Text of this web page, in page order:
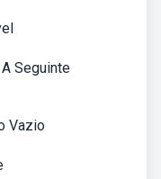
Seguinte
Vazio